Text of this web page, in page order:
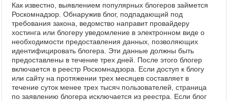
Как известно, выявлением популярных блогеров займется
Роскомнадзор. Обнаружив блог, подпадающий под
требования закона, ведомство направит провайдеру
хостинга или блогеру уведомление в электронном виде о
необходимости предоставления данных, позволяющих
идентифицировать блогера. Эти данные должны быть
предоставлены в течение трех дней. После этого блогер
включается в реестр Роскомнадзора. Если доступ к блогу
или сайту на протяжении трех месяцев составляет в
течение суток менее трех тысяч пользователей, страница
по заявлению блогера исключается из реестра. Если блог